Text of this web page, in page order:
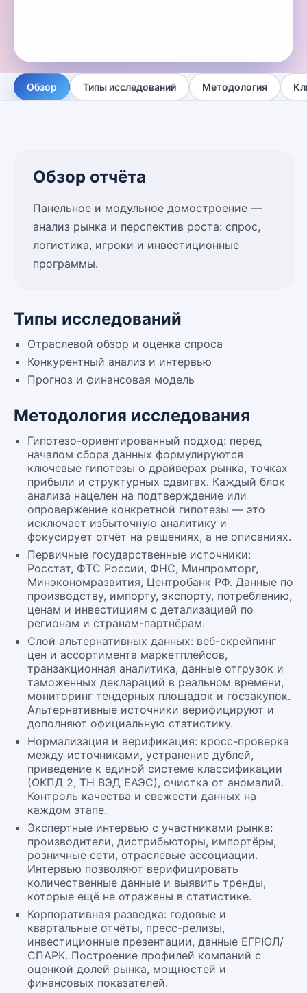
Обзор Типы исследований Методология
Обзор отчёта
Панельное и модульное домостроение —
анализ рынка и перспектив роста: спрос,
логистика, игроки и инвестиционные
программы.
Типы исследований
Отраслевой обзор и оценка спроса
Конкурентный анализ и интервью
Прогноз и финансовая модель
Методология исследования
Гипотезо-ориентированный подход: перед
началом сбора данных формулируются
ключевые гипотезы о драйверах рынка, точках
прибыли и структурных сдвигах. Каждый блок
анализа нацелен на подтверждение или
опровержение конкретной гипотезы — это
исключает избыточную аналитику и
фокусирует отчёт на решениях, а не описаниях.
Первичные государственные источники:
Росстат, ФТС России, ФНС, Минпромторг,
Минэкономразвития, Центробанк РФ. Данные по
производству, импорту, экспорту, потреблению,
ценам и инвестициям с детализацией по
регионам и странам-партнёрам.
Слой альтернативных данных: веб-скрейпинг
цен и ассортимента маркетплейсов,
транзакционная аналитика, данные отгрузок и
таможенных деклараций в реальном времени,
мониторинг тендерных площадок и госзакупок.
Альтернативные источники верифицируют и
дополняют официальную статистику.
Нормализация и верификация: кросс-проверка
между источниками, устранение дублей,
приведение к единой системе классификации
(ОКПД 2, ТН ВЭД ЕАЭС), очистка от аномалий.
Контроль качества и свежести данных на
каждом этапе.
Экспертные интервью с участниками рынка:
производители, дистрибьюторы, импортёры,
розничные сети, отраслевые ассоциации.
Интервью позволяют верифицировать
количественные данные и выявить тренды,
которые ещё не отражены в статистике.
Корпоративная разведка: годовые и
квартальные отчёты, пресс-релизы,
инвестиционные презентации, данные ЕГРЮЛ/
СПАРК. Построение профилей компаний с
оценкой долей рынка, мощностей и
финансовых показателей.